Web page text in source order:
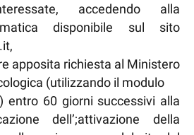
accedendo alla
disponibile sul sito
apposita richiesta al Ministero
(utilizzando il modulo
entro 60 giorni successivi alla
dell’;attivazione della